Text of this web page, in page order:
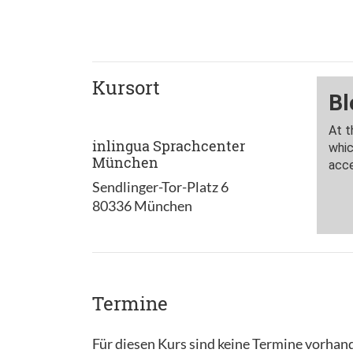
Kursort
inlingua Sprachcenter
München
Sendlinger-Tor-Platz 6
80336 München
Termine
Für diesen Kurs sind keine Termine